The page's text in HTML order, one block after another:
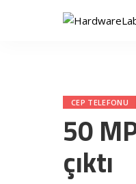
CEP TELEFONU
50
çıktı